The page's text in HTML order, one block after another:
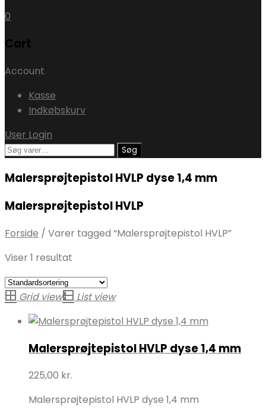
0
Cart
Account
Kasse
Indkøbskurv
User Login
Søg
Søg
Malersprøjtepistol HVLP dyse 1,4 mm
Malersprøjtepistol HVLP
Forside / Varer tagged “Malersprøjtepistol HVLP”
Viser 1 resultat
Grid view List view
Malersprøjtepistol HVLP dyse 1,4 mm
225,00 kr.
Malersprøjtepistol HVLP dyse 1,4 mm